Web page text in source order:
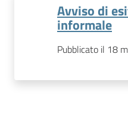
Avviso di
informale
Pubblicato il 18